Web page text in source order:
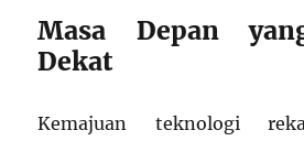
Masa Depan
Dekat
Kemajuan teknologi